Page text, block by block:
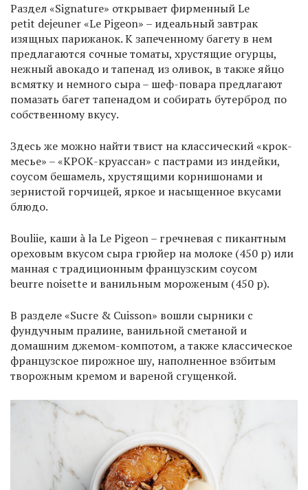
Раздел «Signature» открывает фирменный Le
petit dejeuner «Le Pigeon» – идеальный завтрак
изящных парижанок. К запеченному багету в нем
предлагаются сочные томаты, хрустящие огурцы,
нежный авокадо и тапенад из оливок, в также яйцо
всмятку и немного сыра – шеф-повара предлагают
помазать багет тапенадом и собирать бутерброд по
собственному вкусу.
Здесь же можно найти твист на классический «крок-
месье» – «КРОК-круассан» с пастрами из индейки,
соусом бешамель, хрустящими корнишонами и
зернистой горчицей, яркое и насыщенное вкусами
блюдо.
Bouliie, каши à la Le Pigeon – гречневая с пикантным
ореховым вкусом сыра грюйер на молоке (450 р) или
манная с традиционным французским соусом
beurre noisette и ванильным мороженым (450 р).
В разделе «Sucre & Cuisson» вошли сырники с
фундучным пралине, ванильной сметаной и
домашним джемом-компотом, а также классическое
французское пирожное шу, наполненное взбитым
творожным кремом и вареной сгущенкой.